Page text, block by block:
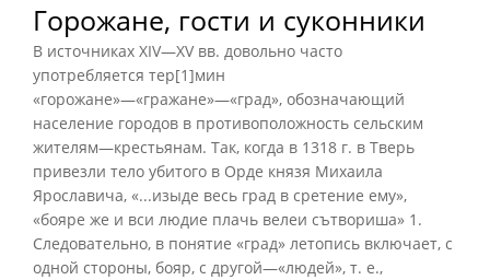
Горожане, гости и суконники
В источниках XIV—XV вв. довольно часто
употребляется тер[1]мин
«горожане»—«гражане»—«град», обозначающий
население городов в противоположность сельским
жителям—крестьянам. Так, когда в 1318 г. в Тверь
привезли тело убитого в Орде князя Михаила
Ярославича, «...изыде весь град в сретение ему»,
«бояре же и вси людие плачь велеи сътвориша» 1 .
Следовательно, в понятие «град» летопись включает, с
одной стороны, бояр, с другой—«людей», т. е.,